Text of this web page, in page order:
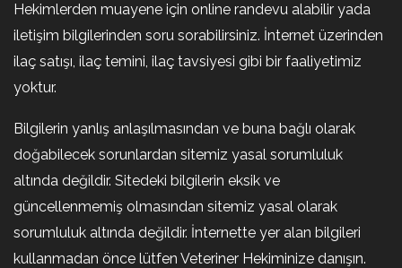
Hekimlerden muayene için online randevu alabilir yada
iletişim bilgilerinden soru sorabilirsiniz. İnternet üzerinden
ilaç satışı, ilaç temini, ilaç tavsiyesi gibi bir faaliyetimiz
yoktur.
Bilgilerin yanlış anlaşılmasından ve buna bağlı olarak
doğabilecek sorunlardan sitemiz yasal sorumluluk
altında değildir. Sitedeki bilgilerin eksik ve
güncellenmemiş olmasından sitemiz yasal olarak
sorumluluk altında değildir. İnternette yer alan bilgileri
kullanmadan önce lütfen Veteriner Hekiminize danışın.